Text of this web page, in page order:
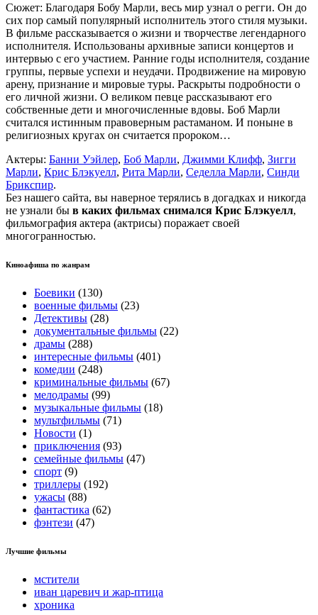
Сюжет: Благодаря Бобу Марли, весь мир узнал о регги. Он до
сих пор самый популярный исполнитель этого стиля музыки.
В фильме рассказывается о жизни и творчестве легендарного
исполнителя. Использованы архивные записи концертов и
интервью с его участием. Ранние годы исполнителя, создание
группы, первые успехи и неудачи. Продвижение на мировую
арену, признание и мировые туры. Раскрыты подробности о
его личной жизни. О великом певце рассказывают его
собственные дети и многочисленные вдовы. Боб Марли
считался истинным правоверным растаманом. И поныне в
религиозных кругах он считается пророком…
Актеры: Банни Уэйлер, Боб Марли, Джимми Клифф, Зигги
Марли, Крис Блэкуелл, Рита Марли, Седелла Марли, Синди
Брикспир.
Без нашего сайта, вы наверное терялись в догадках и никогда
не узнали бы в каких фильмах снимался Крис Блэкуелл,
фильмография актера (актрисы) поражает своей
многогранностью.
Киноафиша по жанрам
Боевики (130)
военные фильмы (23)
Детективы (28)
документальные фильмы (22)
драмы (288)
интересные фильмы (401)
комедии (248)
криминальные фильмы (67)
мелодрамы (99)
музыкальные фильмы (18)
мультфильмы (71)
Новости (1)
приключения (93)
семейные фильмы (47)
спорт (9)
триллеры (192)
ужасы (88)
фантастика (62)
фэнтези (47)
Лучшие фильмы
мстители
иван царевич и жар-птица
хроника